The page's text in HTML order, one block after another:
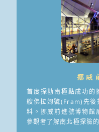
挪威
首度探勘南極點成功的
艘佛拉姆號(Fram)先後
料。挪威前進號博物館
參觀者了解南北極探險